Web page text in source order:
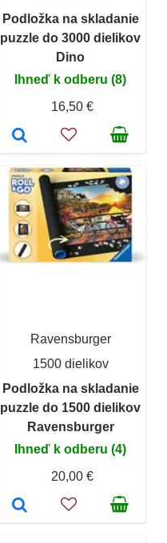
Podložka na skladanie
puzzle do 3000 dielikov
Dino
Ihneď k odberu (8)
16,50 €
Ravensburger
1500 dielikov
Podložka na skladanie
puzzle do 1500 dielikov
Ravensburger
Ihneď k odberu (4)
20,00 €